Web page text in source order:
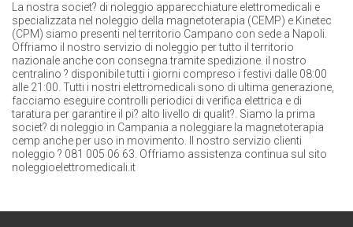
La nostra societ? di noleggio apparecchiature elettromedicali e
specializzata nel noleggio della magnetoterapia (CEMP) e Kinetec
(CPM) siamo presenti nel territorio Campano con sede a Napoli.
Offriamo il nostro servizio di noleggio per tutto il territorio
nazionale anche con consegna tramite spedizione. il nostro
centralino ? disponibile tutti i giorni compreso i festivi dalle 08:00
alle 21:00. Tutti i nostri elettromedicali sono di ultima generazione,
facciamo eseguire controlli periodici di verifica elettrica e di
taratura per garantire il pi? alto livello di qualit?. Siamo la prima
societ? di noleggio in Campania a noleggiare la magnetoterapia
cemp anche per uso in movimento. Il nostro servizio clienti
noleggio ? 081 005 06 63. Offriamo assistenza continua sul sito
noleggioelettromedicali.it